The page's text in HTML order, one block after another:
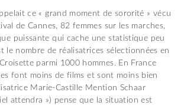
ce « grand moment de sororité » vécu
de Cannes, 82 femmes sur les marches,
puissante qui cache une statistique peu
le nombre de réalisatrices sélectionnées en
parmi 1000 hommes. En France
font moins de films et sont moins bien
Marie-Castille Mention Schaar
attendra ») pense que la situation est